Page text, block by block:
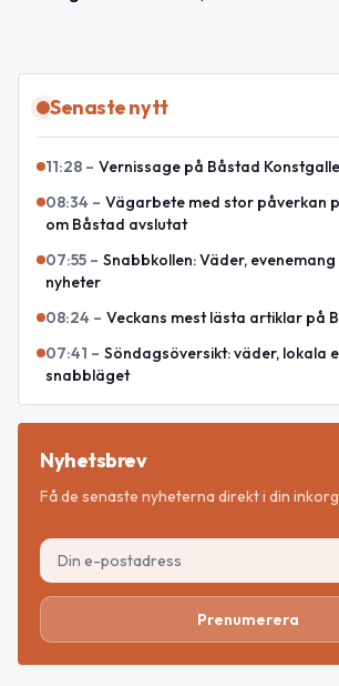
Senaste nytt
11:28 – Vernissage på Båstad
08:34 – Vägarbete med stor påverkan
om Båstad avslutat
07:55 – Snabbkollen: Väder, evenemang
nyheter
08:24 – Veckans mest lästa artiklar på
07:41 – Söndagsöversikt: väder, lokala
snabbläget
Nyhetsbrev
Få de senaste nyheterna direkt i din
Prenumerera